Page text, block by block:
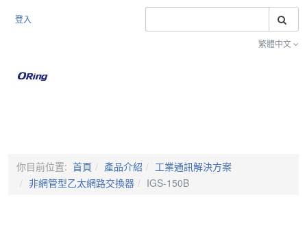
登入
繁體中文
你目前位置: 首頁 產品介紹
工業通訊解決方案
非網管型乙太網路交換器
IGS-150B